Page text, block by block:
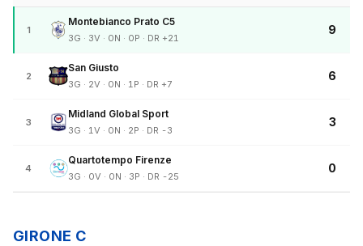
1
Montebianco Prato C5
3G · 3V · 0N · 0P · DR +21
9
2
San Giusto
3G · 2V · 0N · 1P · DR +7
6
3
Midland Global Sport
3G · 1V · 0N · 2P · DR -3
3
4
Quartotempo Firenze
3G · 0V · 0N · 3P · DR -25
0
GIRONE C